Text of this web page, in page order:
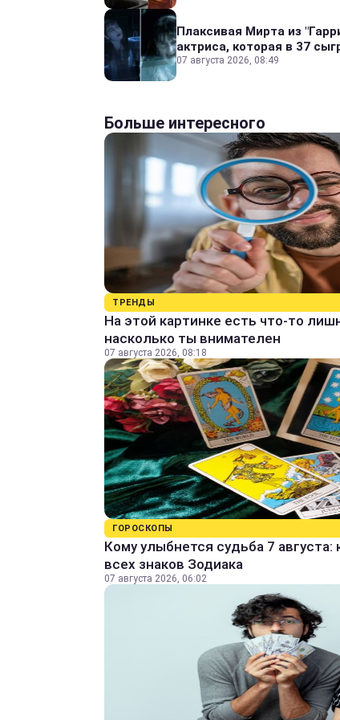
Плаксивая Мирта из
актриса, которая в 37
07 августа 2026, 08:49
Больше интересного
ТРЕНДЫ
На этой картинке есть что-то
насколько ты внимателен
07 августа 2026, 08:18
ГОРОСКОПЫ
Кому улыбнется судьба 7
всех знаков Зодиака
07 августа 2026, 06:02